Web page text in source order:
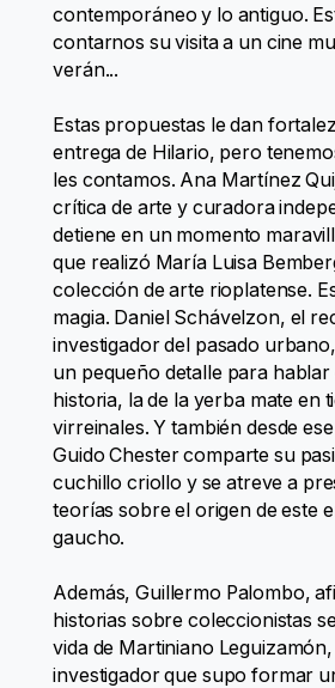
contemporáneo y lo antiguo.
contarnos su visita a un cine
verán...
Estas propuestas le dan
entrega de Hilario, pero
les contamos. Ana Martínez
crítica de arte y curadora
detiene en un momento
que realizó María Luisa
colección de arte rioplatense.
magia. Daniel Schávelzon, el
investigador del pasado
un pequeño detalle para hablar
historia, la de la yerba mate en
virreinales. Y también desde
Guido Chester comparte su
cuchillo criollo y se atreve a
teorías sobre el origen de este
gaucho.
Además, Guillermo Palombo,
historias sobre coleccionistas
vida de Martiniano
investigador que supo formar